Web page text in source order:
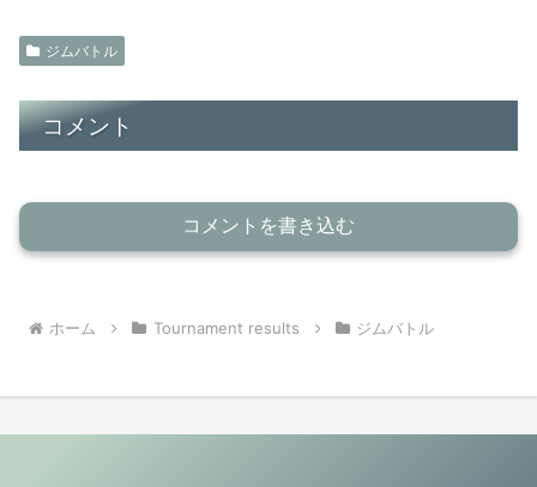
ジムバトル
コメント
コメントを書き込む
ホーム Tournament results ジムバトル